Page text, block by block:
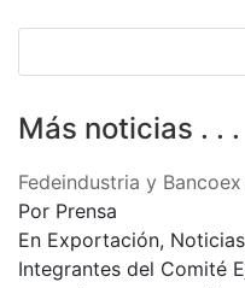
Más noticias . . .
Fedeindustria y
Por Prensa
En Exportación, Noticias
Integrantes del Comité